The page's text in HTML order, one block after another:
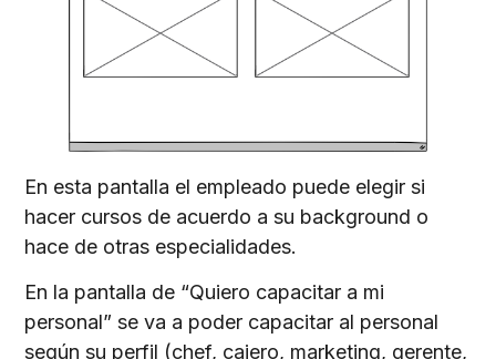
En esta pantalla el empleado puede elegir si
hacer cursos de acuerdo a su background o
hace de otras especialidades.
En la pantalla de “Quiero capacitar a mi
personal” se va a poder capacitar al personal
según su perfil (chef, cajero, marketing, gerente,